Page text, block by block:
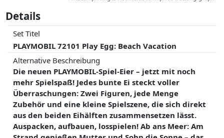
Details
Set Titel
PLAYMOBIL 72101 Play Egg: Beach Vacation
Alternative Beschreibung
Die neuen PLAYMOBIL-Spiel-Eier – jetzt mit noch
mehr Spielspaß! Jedes bunte Ei steckt voller
Überraschungen: Zwei Figuren, jede Menge
Zubehör und eine kleine Spielszene, die sich direkt
aus den beiden Eihälften zusammensetzen lässt.
Auspacken, aufbauen, losspielen! Ab ans Meer: Am